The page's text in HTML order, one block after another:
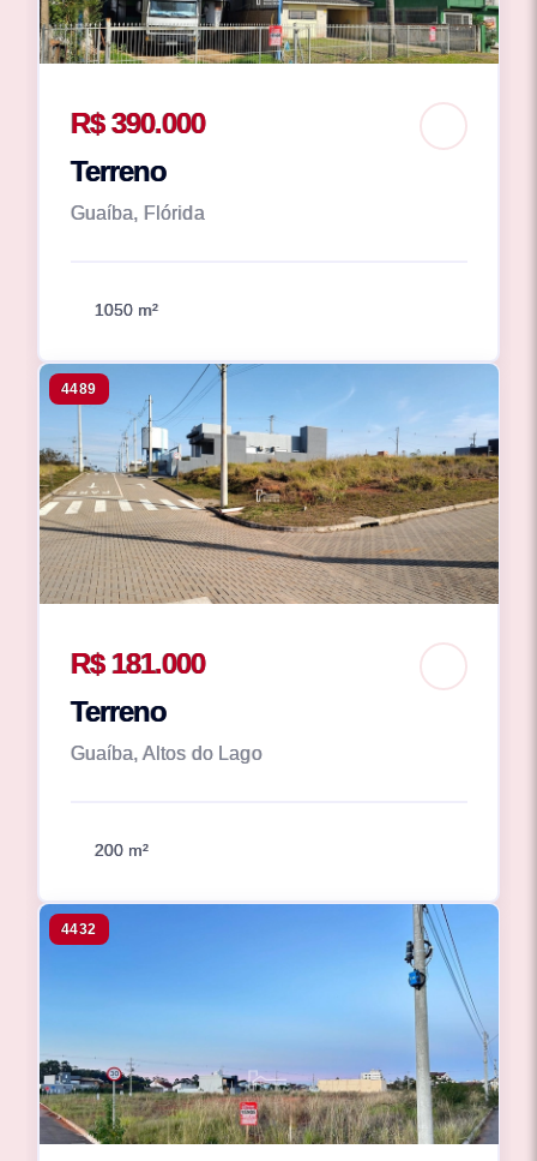
R$ 390.000
Terreno
Guaíba, Flórida
1050 m²
4489
R$ 181.000
Terreno
Guaíba, Altos do Lago
200 m²
4432